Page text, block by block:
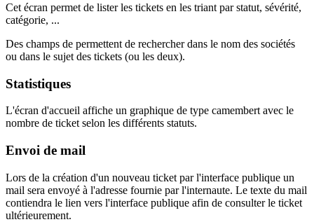
Cet écran permet de lister les tickets en les triant par statut, sévérité,
catégorie, ...
Des champs de permettent de rechercher dans le nom des sociétés
ou dans le sujet des tickets (ou les deux).
Statistiques
L'écran d'accueil affiche un graphique de type camembert avec le
nombre de ticket selon les différents statuts.
Envoi de mail
Lors de la création d'un nouveau ticket par l'interface publique un
mail sera envoyé à l'adresse fournie par l'internaute. Le texte du mail
contiendra le lien vers l'interface publique afin de consulter le ticket
ultérieurement.